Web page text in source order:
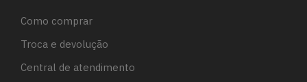
Como comprar
Troca e devolução
Central de atendimento